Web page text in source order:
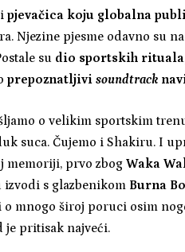
pjevačica koju globalna
Njezine pjesme odavno su
su dio sportskih
prepoznatljivi soundtrack
o velikim sportskim
suca. Čujemo i Shakiru. I
memoriji, prvo zbog Waka
izvodi s glazbenikom Burna
mnogo široj poruci osim
je pritisak najveći.